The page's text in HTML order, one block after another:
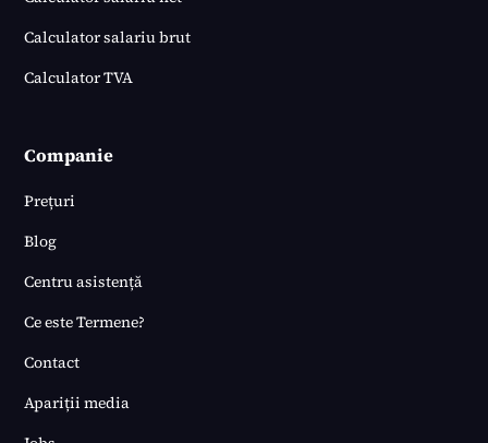
Calculator salariu brut
Calculator TVA
Companie
Prețuri
Blog
Centru asistență
Ce este Termene?
Contact
Apariții media